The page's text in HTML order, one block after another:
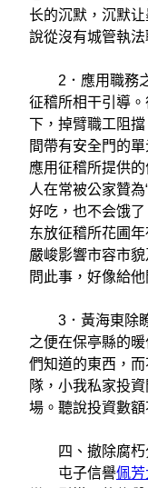
长的沉默，沉默
說從沒有城管執
2．應用職務之
征稽所相干引導
下，掉臂職工阻
間帶有安全門的
應用征稽所提供
人在常被公家贊
好吃，也不会饿
东放征稽所花圃
嚴峻影響市容市
問此事，好像給他
3．黃海東除瞭
之便在保亭縣的
們知道的東西，
隊，小我私家投
場。聽說投資數額
四、撤除腐朽
屯子信譽佩